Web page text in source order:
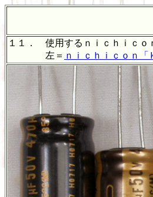
１１． 使用するｎｉｃｈｉｃｏ
左＝ ｎｉｃｈｉｃｏｎ「